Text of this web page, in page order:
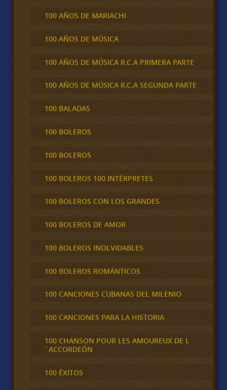
100 AÑOS DE MARIACHI
100 AÑOS DE MÚSICA
100 AÑOS DE MÚSICA R.C.A PRIMERA PARTE
100 AÑOS DE MÚSICA R.C.A SEGUNDA PARTE
100 BALADAS
100 BOLEROS
100 BOLEROS
100 BOLEROS 100 INTÉRPRETES
100 BOLEROS CON LOS GRANDES
100 BOLEROS DE AMOR
100 BOLEROS INOLVIDABLES
100 BOLEROS ROMÁNTICOS
100 CANCIONES CUBANAS DEL MILENIO
100 CANCIONES PARA LA HISTORIA
100 CHANSON POUR LES AMOUREUX DE L
´ACCORDEÓN
100 ÉXITOS